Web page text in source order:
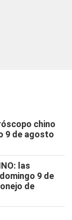
chino
9 de agosto
las
9 de
de